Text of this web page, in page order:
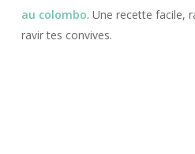
au colombo. Une recette facile,
ravir tes convives.